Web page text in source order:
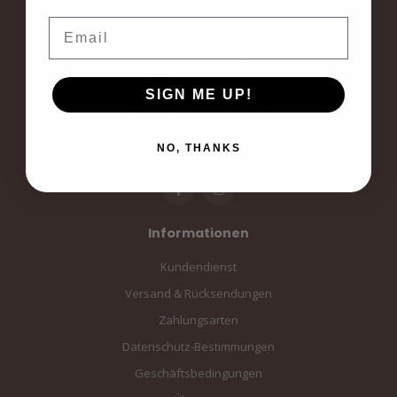
voor elke dag.
Langestraat 19
3811AA Amersfoort
Amersfoort, the Netherlands
info@sampiace.nl
Informationen
Kundendienst
Versand & Rücksendungen
Zahlungsarten
Datenschutz-Bestimmungen
Geschäftsbedingungen
SIGN ME UP!
NO, THANKS